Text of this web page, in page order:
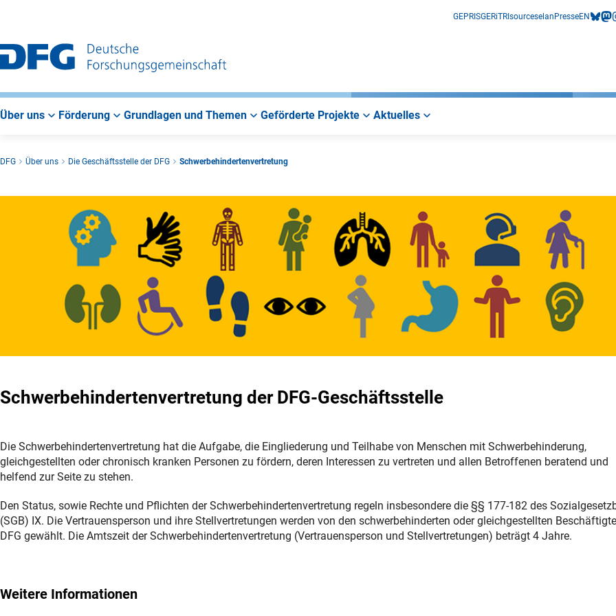
GEPRISGERiTRIsourceselan PresseEN
Über uns Förderung Grundlagen und Themen Geförderte Projekte Aktuelles
DFG Über uns Die Geschäftsstelle der DFG Schwerbehindertenvertretung
Schwerbehindertenvertretung der DFG-Geschäftsstelle
Die Schwerbehindertenvertretung hat die Aufgabe, die Eingliederung und Teilhabe von Menschen mit Schwerbehinderung,
gleichgestellten oder chronisch kranken Personen zu fördern, deren Interessen zu vertreten und allen Betroffenen beratend und
helfend zur Seite zu stehen.
Den Status, sowie Rechte und Pflichten der Schwerbehindertenvertretung regeln insbesondere die §§ 177-182 des
(SGB) IX. Die Vertrauensperson und ihre Stellvertretungen werden von den schwerbehinderten oder gleichgestellten
DFG gewählt. Die Amtszeit der Schwerbehindertenvertretung (Vertrauensperson und Stellvertretungen) beträgt 4 Jahre.
Weitere Informationen